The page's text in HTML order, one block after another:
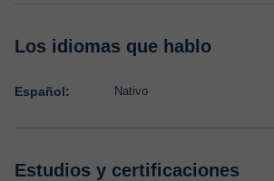
Los idiomas que hablo
Español: Nativo
Estudios y certificaciones